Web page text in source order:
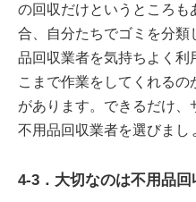
の回収だけというところ
合、自分たちでゴミを分類
品回収業者を気持ちよく
こまで作業をしてくれる
があります。できるだけ、
不用品回収業者を選びまし
4-3．大切なのは不用品